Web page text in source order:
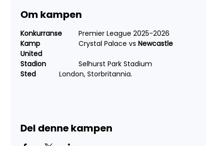
Om kampen
Konkurranse
	Premier League 2025-2026
Kamp
		Crystal Palace vs
Newcastle
United
	Selhurst Park Stadium
Sted
		London, Storbritannia.
Del denne kampen